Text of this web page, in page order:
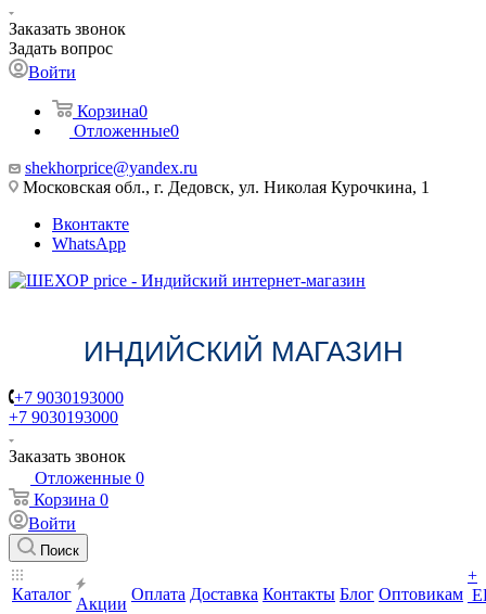
Заказать звонок
Задать вопрос
Войти
Корзина0
Отложенные0
shekhorprice@yandex.ru
Московская обл., г. Дедовск, ул. Николая Курочкина, 1
Вконтакте
WhatsApp
ИНДИЙСКИЙ МАГАЗИН
+7 9030193000
+7 9030193000
Заказать звонок
Отложенные 0
Корзина 0
Войти
Поиск
Каталог
Акции
Оплата Доставка Контакты Блог Оптовикам
+